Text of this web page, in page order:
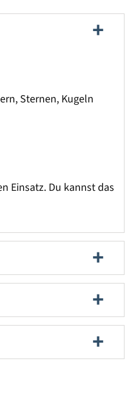
Sternen, Kugeln
Einsatz. Du kannst das